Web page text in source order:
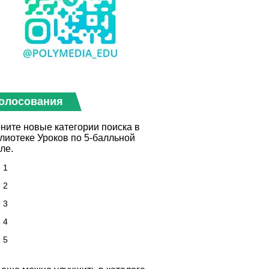
новые категории поиска в
Уроков по 5-балльной
1
2
3
4
5